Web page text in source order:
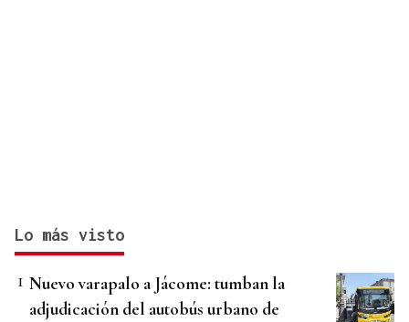
Lo más visto
Nuevo varapalo a Jácome: tumban la
adjudicación del autobús urbano de